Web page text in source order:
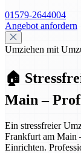
01579-2644004
Angebot anfordern
Umziehen mit
🏠
Main –
Ein stressfreier
Frankfurt am Main
Einrichten.